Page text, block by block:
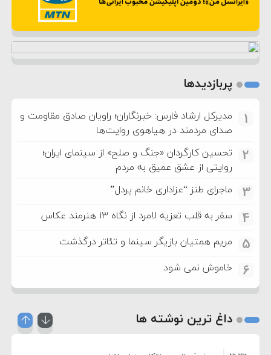
پربازدیدها
1
مدیرکل ارشاد فارس: خبرنگاران؛ راویان صادق مقاومت و
صدای مردمند در هیاهوی روایت‌ها
2
تحسین کارگردان «جنگ و صلح» از سینمای ایران؛
روایتی از عشق عمیق به مردم
3 ماجرای طنز “عزاداری خانم پردل”
4 سفر به قلب تعزیه لامرد از نگاه ۱۳ هنرمند عکاس
5 مریم همتیان بازیگر سینما و تئاتر درگذشت
6 خاموش نمی شود
داغ ترین نوشته ها